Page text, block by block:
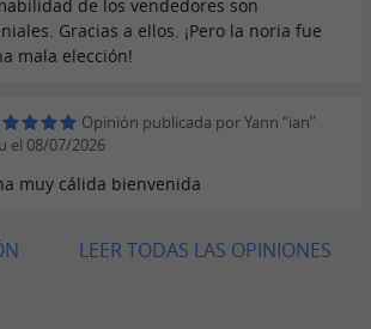
de los vendedores son
Gracias a ellos. ¡Pero la noria fue
mala elección!
Opinión publicada por Yann “ian”
el 08/07/2026
muy cálida bienvenida
LEER TODAS LAS OPINIONES